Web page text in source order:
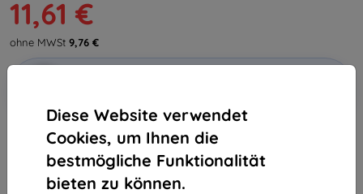
Diese Website verwendet
Cookies, um Ihnen die
bestmögliche Funktionalität
bieten zu können.
11,61 €
ohne MWSt 9,76 €
Auf Lager 2 Stk.